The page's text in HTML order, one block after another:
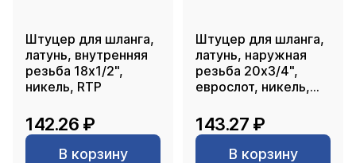
Штуцер для шланга,
латунь, внутренняя
резьба 18х1/2",
никель, RTP
142.26 ₽
В корзину
Штуцер для шланга,
латунь, наружная
резьба 20х3/4",
еврослот, никель,
143.27 ₽
В корзину